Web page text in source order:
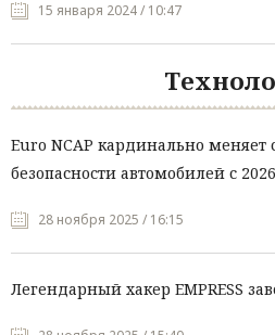
15 января 2024 / 10:47
Euro NCAP кардинально меняет
безопасности автомобилей с
28 ноября 2025 / 16:15
Легендарный хакер EMPRESS